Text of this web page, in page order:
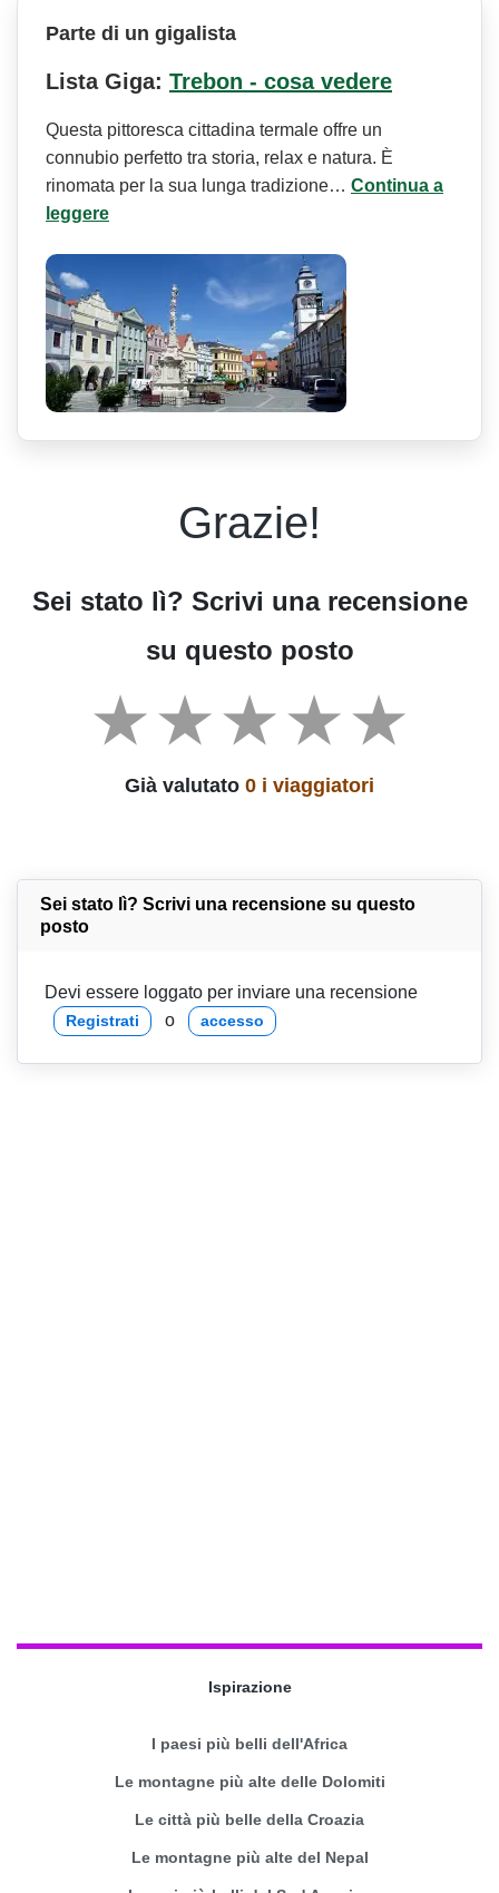
Parte di un gigalista
Lista Giga: Trebon - cosa vedere
Questa pittoresca cittadina termale offre un
connubio perfetto tra storia, relax e natura. È
rinomata per la sua lunga tradizione… Continua a
leggere
Grazie!
Sei stato lì? Scrivi una recensione
su questo posto
Già valutato 0 i viaggiatori
Sei stato lì? Scrivi una recensione su questo
posto
Devi essere loggato per inviare una recensione
Registrati o accesso
Ispirazione
I paesi più belli dell'Africa
Le montagne più alte delle Dolomiti
Le città più belle della Croazia
Le montagne più alte del Nepal